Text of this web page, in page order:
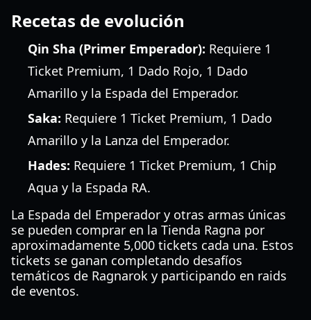
Recetas de evolución
Qin Sha (Primer Emperador): Requiere 1
Ticket Premium, 1 Dado Rojo, 1 Dado
Amarillo y la Espada del Emperador.
Saka: Requiere 1 Ticket Premium, 1 Dado
Amarillo y la Lanza del Emperador.
Hades: Requiere 1 Ticket Premium, 1 Chip
Aqua y la Espada RA.
La Espada del Emperador y otras armas únicas
se pueden comprar en la Tienda Ragna por
aproximadamente 5,000 tickets cada una. Estos
tickets se ganan completando desafíos
temáticos de Ragnarok y participando en raids
de eventos.